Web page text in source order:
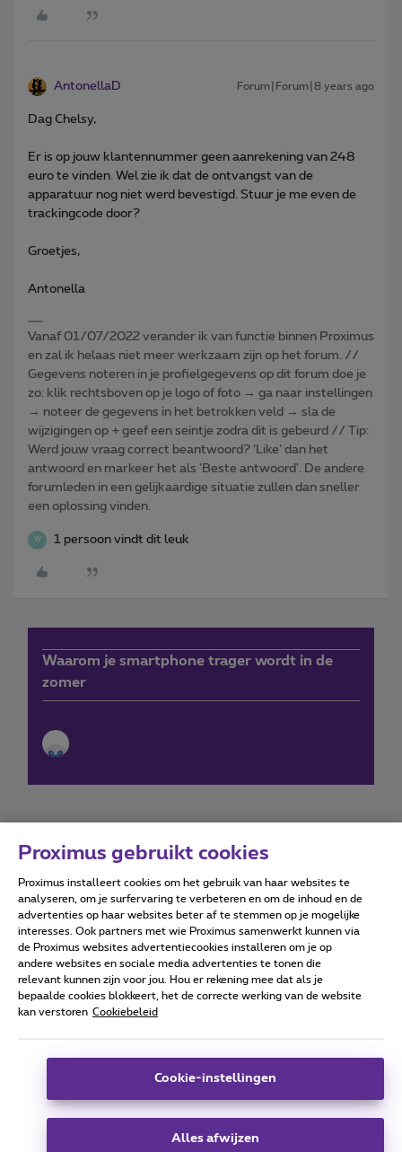
AntonellaD Forum|Forum|8 years ago
Dag Chelsy,
Er is op jouw klantennummer geen aanrekening van 248
euro te vinden. Wel zie ik dat de ontvangst van de
apparatuur nog niet werd bevestigd. Stuur je me even de
trackingcode door?
Groetjes,
Antonella
Vanaf 01/07/2022 verander ik van functie binnen Proximus
en zal ik helaas niet meer werkzaam zijn op het forum. //
Gegevens noteren in je profielgegevens op dit forum doe je
zo: klik rechtsboven op je logo of foto → ga naar instellingen
→ noteer de gegevens in het betrokken veld → sla de
wijzigingen op + geef een seintje zodra dit is gebeurd // Tip:
Werd jouw vraag correct beantwoord? ‘Like’ dan het
antwoord en markeer het als 'Beste antwoord'. De andere
forumleden in een gelijkaardige situatie zullen dan sneller
een oplossing vinden.
W 1 persoon vindt dit leuk
Waarom je smartphone trager wordt in de
zomer
Forumvoorwaarden Accessibility statement
Alle rechten voorbehouden. © Proximus
Algemene voorwaarden, consumenteninfo
Deze website is gecreëerd en wordt beheerd conform het
Koning Albert II-laan 27 - B-1030 Brussel.
Proximus gebruikt cookies
Proximus installeert cookies om het gebruik van haar websites te
analyseren, om je surfervaring te verbeteren en om de inhoud en de
advertenties op haar websites beter af te stemmen op je mogelijke
interesses. Ook partners met wie Proximus samenwerkt kunnen via
de Proximus websites advertentiecookies installeren om je op
andere websites en sociale media advertenties te tonen die
relevant kunnen zijn voor jou. Hou er rekening mee dat als je
bepaalde cookies blokkeert, het de correcte werking van de website
kan verstoren Cookiebeleid
Cookie-instellingen
Alles afwijzen